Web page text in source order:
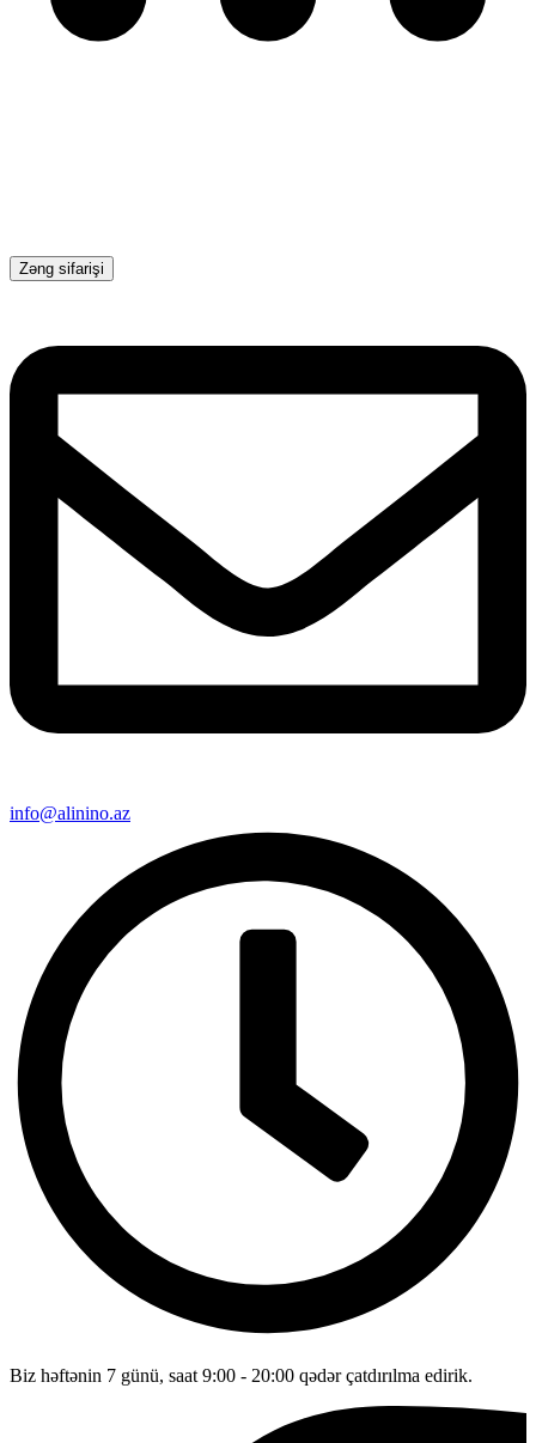
Zəng sifarişi
info@alinino.az
Biz həftənin 7 günü, saat 9:00 - 20:00 qədər çatdırılma edirik.